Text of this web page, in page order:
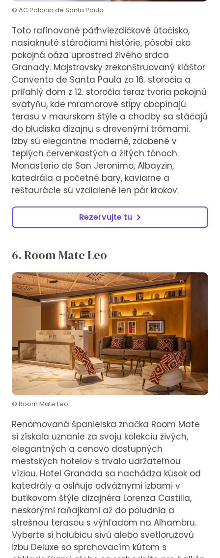
© AC Palacio de Santa Paula
Toto rafinované päťhviezdičkové útočisko,
nasiaknuté stáročiami histórie, pôsobí ako
pokojná oáza uprostred živého srdca
Granady. Majstrovsky zrekonštruovaný kláštor
Convento de Santa Paula zo 16. storočia a
priľahlý dom z 12. storočia teraz tvoria pokojnú
svätyňu, kde mramorové stĺpy obopínajú
terasu v maurskom štýle a chodby sa stáčajú
do bludiska dizajnu s drevenými trámami.
Izby sú elegantne moderné, zdobené v
teplých červenkastých a žltých tónoch.
Monasterio de San Jeronimo, Albayzin,
katedrála a početné bary, kaviarne a
reštaurácie sú vzdialené len pár krokov.
Rezervujte tu
6. Room Mate Leo
© Room Mate Leo
Renomovaná španielska značka Room Mate
si získala uznanie za svoju kolekciu živých,
elegantných a cenovo dostupných
mestských hotelov s trvalo udržateľnou
víziou. Hotel Granada sa nachádza kúsok od
katedrály a oslňuje odvážnymi izbami v
butikovom štýle dizajnéra Lorenza Castilla,
neskorými raňajkami až do poludnia a
strešnou terasou s výhľadom na Alhambru.
Vyberte si holubicu sivú alebo svetloružovú
izbu Deluxe so sprchovacím kútom s